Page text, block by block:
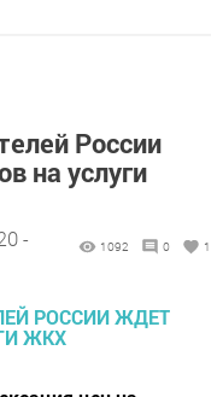
России
на услуги
-
1092 0 1